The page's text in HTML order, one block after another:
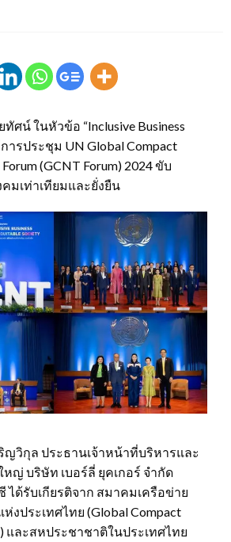
ศน์ ในหัวข้อ “Inclusive Business
การประชุม UN Global Compact
(GCNT Forum) 2024 ขับ
มเท่าเทียมและยั่งยืน
ญวิกุล ประธานเจ้าหน้าที่บริหารและ
ญ่ บริษัท เบอร์ลี่ ยุคเกอร์ จำกัด
ได้รับเกียรติจาก สมาคมเครือข่าย
ประเทศไทย (Global Compact
และสหประชาชาติในประเทศไทย